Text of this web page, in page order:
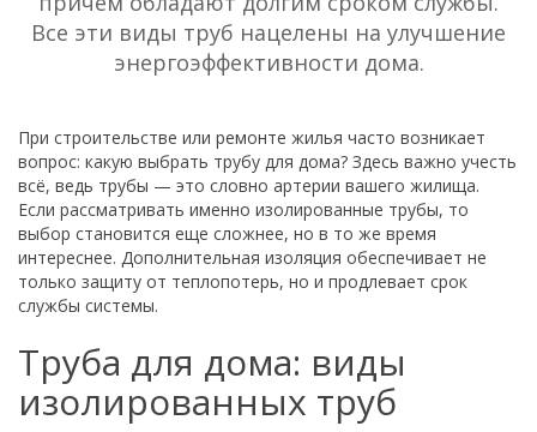
Все эти виды труб нацелены на улучшение
энергоэффективности дома.
При строительстве или ремонте жилья часто возникает
вопрос: какую выбрать трубу для дома? Здесь важно учесть
всё, ведь трубы — это словно артерии вашего жилища.
Если рассматривать именно изолированные трубы, то
выбор становится еще сложнее, но в то же время
интереснее. Дополнительная изоляция обеспечивает не
только защиту от теплопотерь, но и продлевает срок
службы системы.
Труба для дома: виды
изолированных труб